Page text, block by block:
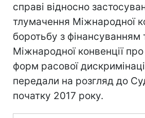
справі відносно
тлумачення Міжнародної
боротьбу з фінансуванням
Міжнародної конвенції про
форм расової
передали на розгляд до
початку 2017 року.